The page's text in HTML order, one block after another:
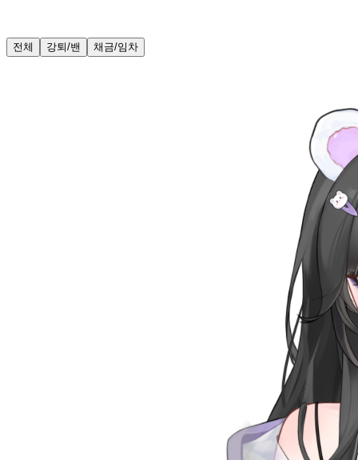
전체 강퇴/밴 채금/임차